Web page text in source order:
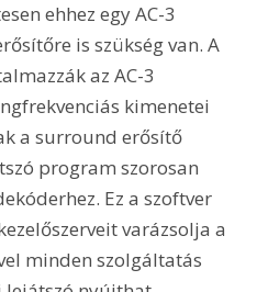
ehhez egy AC-3
is szükség van. A
az AC-3
kimenetei
a surround erősítő
program szorosan
Ez a szoftver
varázsolja a
minden szolgáltatás